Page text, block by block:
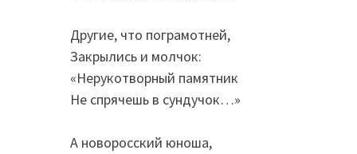
Другие, что пограмотней,
Закрылись и молчок:
«Нерукотворный памятник
Не спрячешь в сундучок…»
А новоросский юноша,